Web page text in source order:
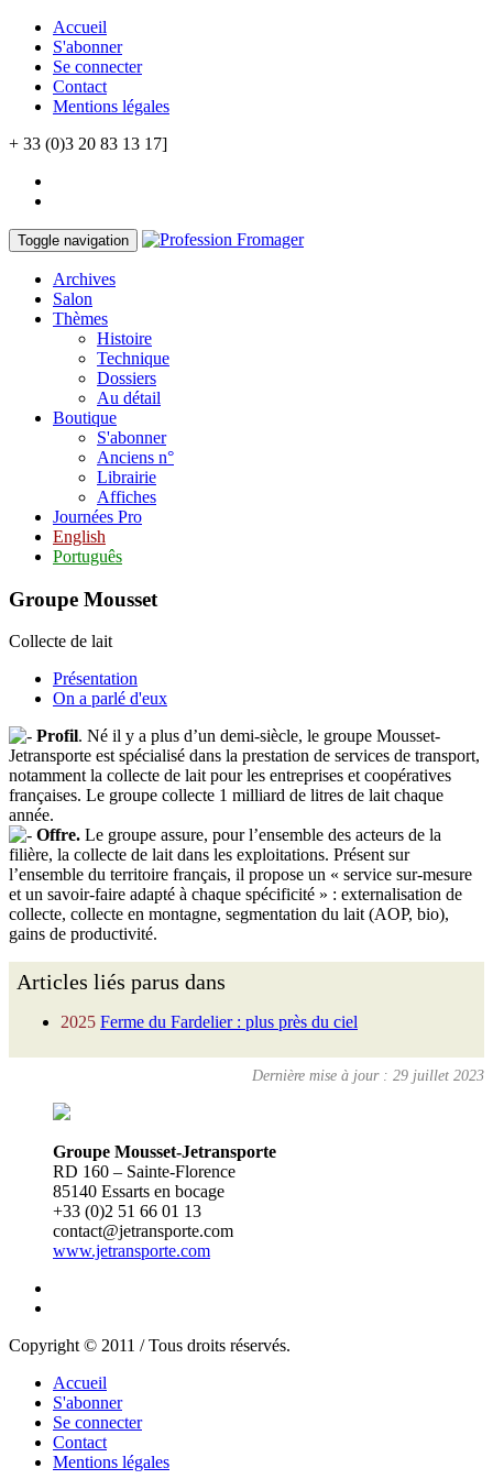
Accueil
S'abonner
Se connecter
Contact
Mentions légales
+ 33 (0)3 20 83 13 17]
Toggle navigation
Archives
Salon
Thèmes
Histoire
Technique
Dossiers
Au détail
Boutique
S'abonner
Anciens n°
Librairie
Affiches
Journées Pro
English
Português
Groupe Mousset
Collecte de lait
Présentation
On a parlé d'eux
Profil. Né il y a plus d’un demi-siècle, le groupe Mousset-
Jetransporte est spécialisé dans la prestation de services de transport,
notamment la collecte de lait pour les entreprises et coopératives
françaises. Le groupe collecte 1 milliard de litres de lait chaque
année.
Offre. Le groupe assure, pour l’ensemble des acteurs de la
filière, la collecte de lait dans les exploitations. Présent sur
l’ensemble du territoire français, il propose un « service sur-mesure
et un savoir-faire adapté à chaque spécificité » : externalisation de
collecte, collecte en montagne, segmentation du lait (AOP, bio),
gains de productivité.
Articles liés parus dans
2025 Ferme du Fardelier : plus près du ciel
Dernière mise à jour : 29 juillet 2023
Groupe Mousset-Jetransporte
RD 160 – Sainte-Florence
85140 Essarts en bocage
+33 (0)2 51 66 01 13
contact@jetransporte.com
www.jetransporte.com
Copyright © 2011 / Tous droits réservés.
Accueil
S'abonner
Se connecter
Contact
Mentions légales